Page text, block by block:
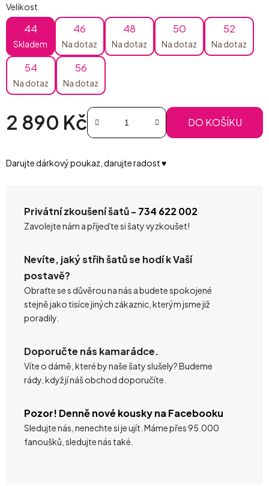
Velikost
44
Skladem
46
Na dotaz
48
Na dotaz
50
Na dotaz
52
Na dotaz
54
Na dotaz
56
Na dotaz
2 890 Kč DO KOŠÍKU
Darujte dárkový poukaz, darujte radost ♥️
Privátní zkoušení šatů - 734 622 002
Zavolejte nám a přijeďte si šaty vyzkoušet!
Nevíte, jaký střih šatů se hodí k Vaší
postavě?
Obraťte se s důvěrou na nás a budete spokojené
stejně jako tisíce jiných zákaznic, kterým jsme již
poradily.
Doporučte nás kamarádce.
Víte o dámě, které by naše šaty slušely? Budeme
rády, když jí náš obchod doporučíte.
Pozor! Denně nové kousky na Facebooku
Sledujte nás, nenechte si je ujít. Máme přes 95.000
fanoušků, sledujte nás také.